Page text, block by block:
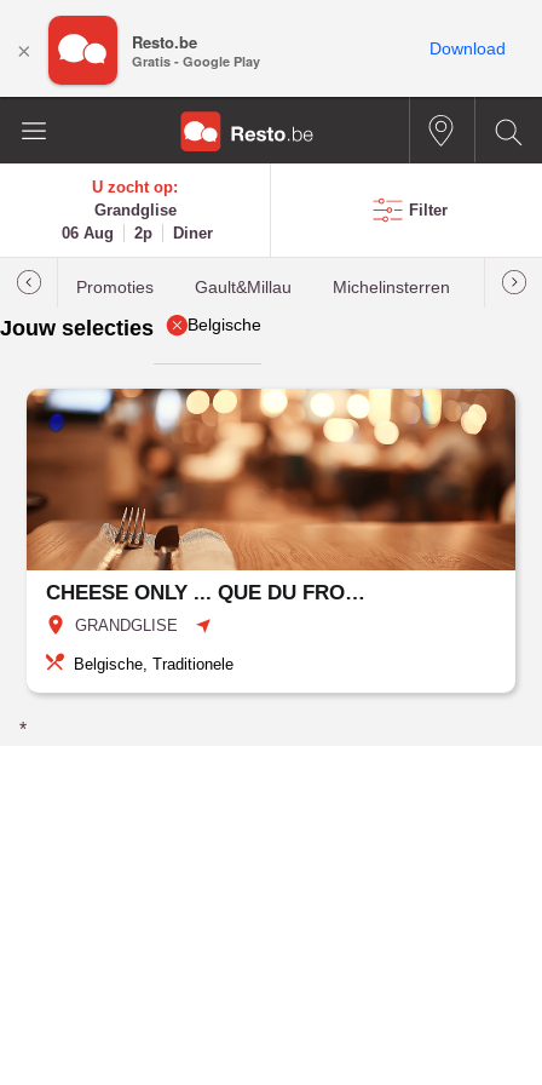
U zocht op:
Grandglise
06 Aug
2p Diner
Filter
Promoties Gault&Millau Michelinsterren
Jouw selecties Belgische
CHEESE ONLY ... QUE DU FROMAGE
GRANDGLISE
Belgische, Traditionele
*
× Resto.be
Gratis - Google Play
Download